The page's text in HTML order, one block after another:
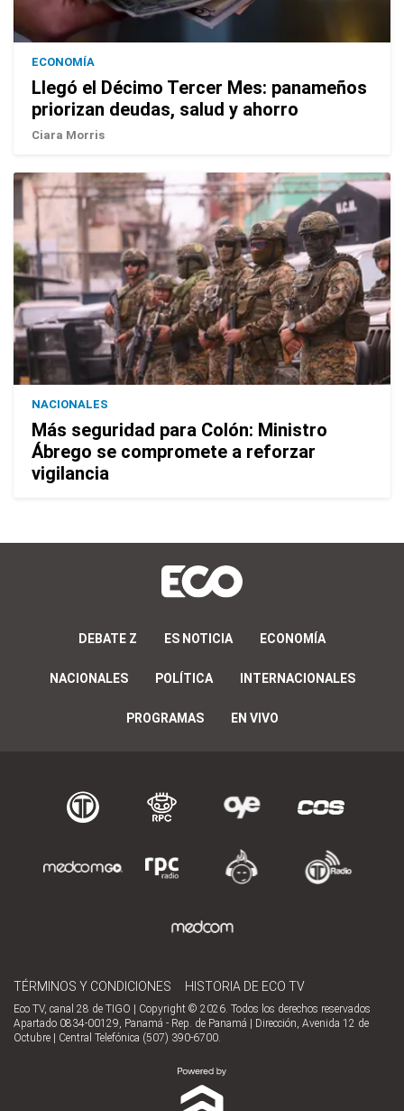
ECONOMÍA
Llegó el Décimo Tercer Mes: panameños
priorizan deudas, salud y ahorro
Ciara Morris
NACIONALES
Más seguridad para Colón: Ministro
Ábrego se compromete a reforzar
vigilancia
DEBATE Z ES NOTICIA ECONOMÍA
NACIONALES POLÍTICA INTERNACIONALES
PROGRAMAS EN VIVO
TÉRMINOS Y CONDICIONES HISTORIA DE ECO TV
Eco TV, canal 28 de TIGO | Copyright © 2026. Todos los derechos reservados
Apartado 0834-00129, Panamá - Rep. de Panamá | Dirección, Avenida 12 de
Octubre | Central Telefónica (507) 390-6700.